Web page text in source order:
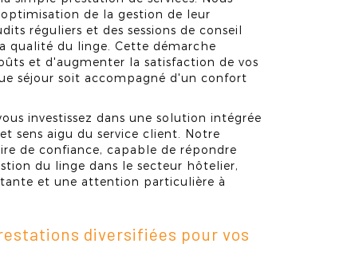
de la gestion de leur
réguliers et des sessions de conseil
qualité du linge. Cette démarche
et d'augmenter la satisfaction de vos
séjour soit accompagné d'un confort
investissez dans une solution intégrée
sens aigu du service client. Notre
de confiance, capable de répondre
du linge dans le secteur hôtelier,
et une attention particulière à
diversifiées pour vos